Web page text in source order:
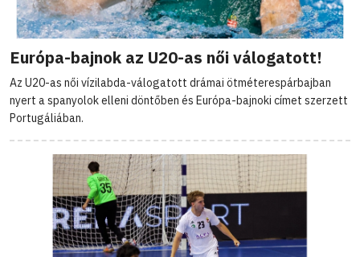
Európa-bajnok az U20-as női válogatott!
Az U20-as női vízilabda-válogatott drámai ötméterespárbajban
nyert a spanyolok elleni döntőben és Európa-bajnoki címet szerzett
Portugáliában.